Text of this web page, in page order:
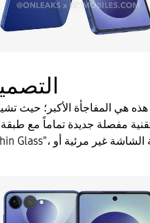
هذه هي المفاجأة الأكبر؛ حيث
مفصلة جديدة تماماً مع